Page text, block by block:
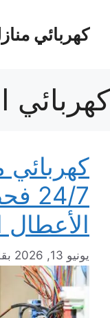
المحتوىكهربائي
كهربائي
كهربائي
الأعطال
يونيو 13, 2026